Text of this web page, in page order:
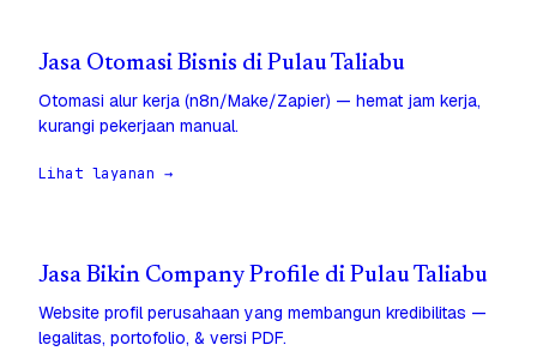
Jasa Otomasi Bisnis di Pulau Taliabu
Otomasi alur kerja (n8n/Make/Zapier) — hemat jam kerja,
kurangi pekerjaan manual.
Lihat layanan →
Jasa Bikin Company Profile di Pulau Taliabu
Website profil perusahaan yang membangun kredibilitas —
legalitas, portofolio, & versi PDF.